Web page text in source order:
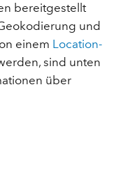
bereitgestellt
und
einem Location-
sind unten
über